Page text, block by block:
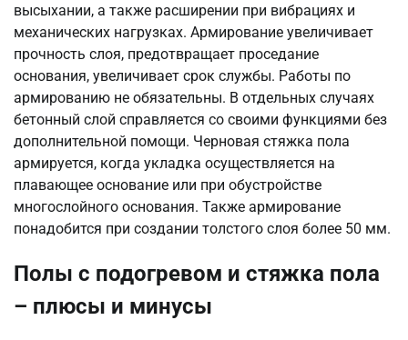
высыхании, а также расширении при вибрациях и
механических нагрузках. Армирование увеличивает
прочность слоя, предотвращает проседание
основания, увеличивает срок службы. Работы по
армированию не обязательны. В отдельных случаях
бетонный слой справляется со своими функциями без
дополнительной помощи. Черновая стяжка пола
армируется, когда укладка осуществляется на
плавающее основание или при обустройстве
многослойного основания. Также армирование
понадобится при создании толстого слоя более 50 мм.
Полы с подогревом и стяжка пола
– плюсы и минусы